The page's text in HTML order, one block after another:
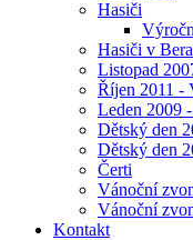
Hasiči
Hasiči v
Listopad
Říjen 2011 -
Leden 2009
Dětský den
Dětský den
Čerti
Vánoční
Vánoční
Kontakt